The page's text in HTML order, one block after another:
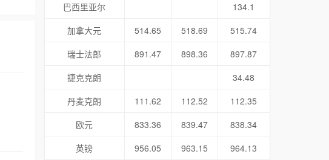
巴西里亚尔
134.1
加拿大元
514.65 518.69
515.74
瑞士法郎
891.47 898.36
897.87
捷克克朗
34.48
丹麦克朗
111.62 112.52
112.35
欧元
833.36 839.47
838.34
英镑
956.05 963.15
964.13